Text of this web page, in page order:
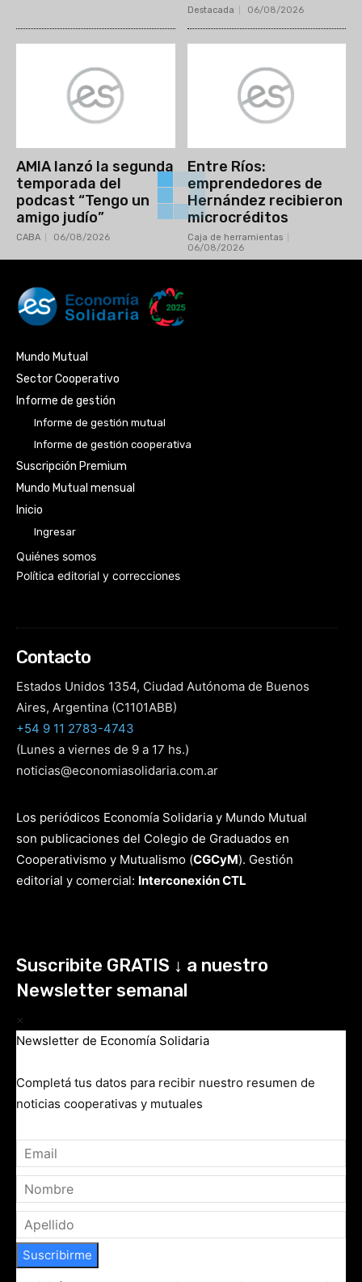
Destacada 06/08/2026
AMIA lanzó la segunda
temporada del
podcast “Tengo un
amigo judío”
CABA 06/08/2026
Entre Ríos:
emprendedores de
Hernández recibieron
microcréditos
Caja de herramientas
06/08/2026
Mundo Mutual
Sector Cooperativo
Informe de gestión
Informe de gestión mutual
Informe de gestión cooperativa
Suscripción Premium
Mundo Mutual mensual
Inicio
Ingresar
Quiénes somos
Política editorial y correcciones
Contacto
Estados Unidos 1354, Ciudad Autónoma de Buenos
Aires, Argentina (C1101ABB)
+54 9 11 2783-4743
(Lunes a viernes de 9 a 17 hs.)
noticias@economiasolidaria.com.ar
Los periódicos Economía Solidaria y Mundo Mutual
son publicaciones del Colegio de Graduados en
Cooperativismo y Mutualismo (CGCyM). Gestión
editorial y comercial: Interconexión CTL
Suscribite GRATIS ↓ a nuestro
Newsletter semanal
×
Newsletter de Economía Solidaria
Completá tus datos para recibir nuestro resumen de
noticias cooperativas y mutuales
Suscribirme